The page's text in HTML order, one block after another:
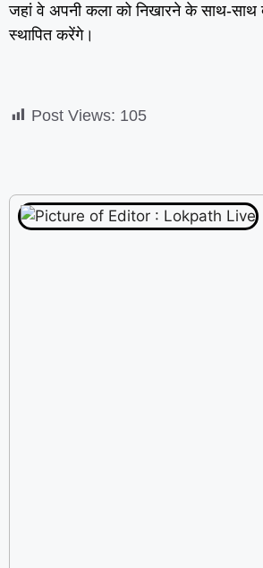
जहां वे अपनी कला को निखारने के साथ-साथ
स्थापित करेंगे।
Post Views: 105